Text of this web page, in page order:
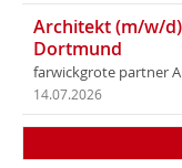
Architekt (m/w/
Dortmund
farwickgrote partner
14.07.2026